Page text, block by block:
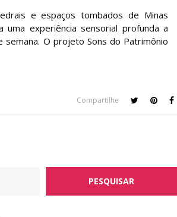
e espaços tombados de Minas
uma experiência sensorial profunda a
O projeto Sons do Patrimônio
Compartilhe
PESQUISAR